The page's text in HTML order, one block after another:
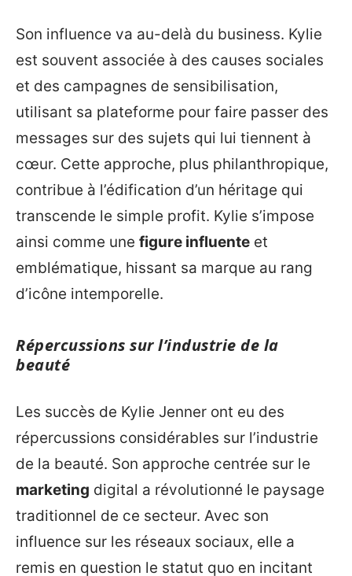
Son influence va au-delà du business. Kylie
est souvent associée à des causes sociales
et des campagnes de sensibilisation,
utilisant sa plateforme pour faire passer des
messages sur des sujets qui lui tiennent à
cœur. Cette approche, plus philanthropique,
contribue à l’édification d’un héritage qui
transcende le simple profit. Kylie s’impose
ainsi comme une figure influente et
emblématique, hissant sa marque au rang
d’icône intemporelle.
Répercussions sur l’industrie de la
beauté
Les succès de Kylie Jenner ont eu des
répercussions considérables sur l’industrie
de la beauté. Son approche centrée sur le
marketing digital a révolutionné le paysage
traditionnel de ce secteur. Avec son
influence sur les réseaux sociaux, elle a
remis en question le statut quo en incitant